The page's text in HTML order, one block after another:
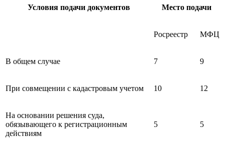
Условия подачи документов Место подачи
Росреестр МФЦ
В общем случае 7 9
При совмещении с кадастровым учетом 10 12
На основании решения суда,
обязывающего к регистрационным
действиям
5 5